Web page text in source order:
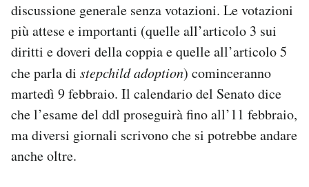
discussione generale senza votazioni. Le votazioni
più attese e importanti (quelle all’articolo 3 sui
diritti e doveri della coppia e quelle all’articolo 5
che parla di stepchild adoption) cominceranno
martedì 9 febbraio. Il calendario del Senato dice
che l’esame del ddl proseguirà fino all’11 febbraio,
ma diversi giornali scrivono che si potrebbe andare
anche oltre.